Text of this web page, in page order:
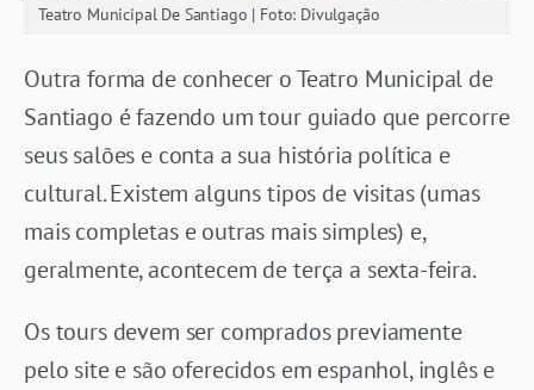
Teatro Municipal De Santiago | Foto: Divulgação
Outra forma de conhecer o Teatro Municipal de
Santiago é fazendo um tour guiado que percorre
seus salões e conta a sua história política e
cultural. Existem alguns tipos de visitas (umas
mais completas e outras mais simples) e,
geralmente, acontecem de terça a sexta-feira.
Os tours devem ser comprados previamente
pelo site e são oferecidos em espanhol, inglês e